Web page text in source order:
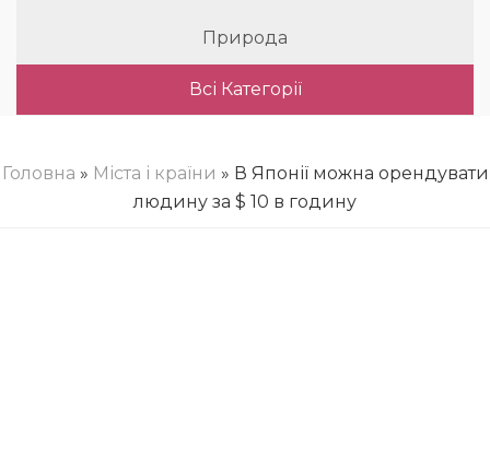
Природа
Всі Категорії
Головна » Міста і країни » В Японії можна орендувати
людину за $ 10 в годину